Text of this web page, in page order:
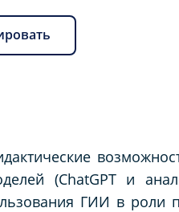
(ChatGPT и
ГИИ в роли